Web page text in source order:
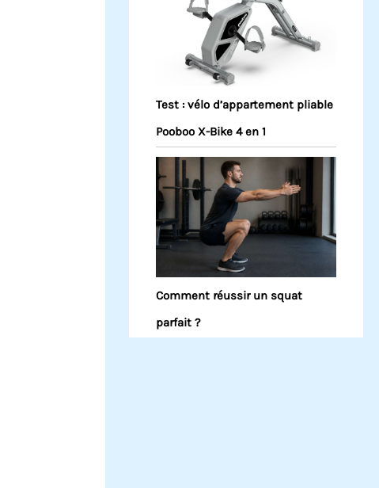
Test : vélo d’appartement pliable
Pooboo X-Bike 4 en 1
Comment réussir un squat
parfait ?